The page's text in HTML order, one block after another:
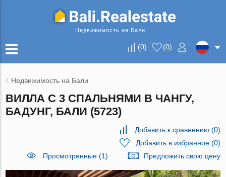
Недвижимость на Бали
(0) (0)
Недвижимость на Бали
ВИЛЛА С 3 СПАЛЬНЯМИ В ЧАНГУ,
БАДУНГ, БАЛИ (5723)
Добавить к сравнению (0)
Добавить в избранное(0)
Просмотренные (1)
Предложить свою цену